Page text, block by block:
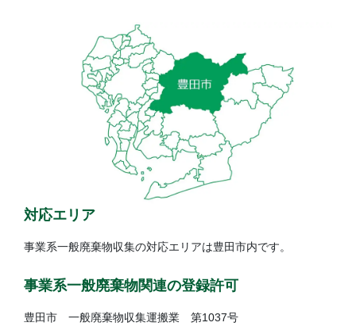
対応エリア
事業系一般廃棄物収集の対応エリアは豊田市内です。
事業系一般廃棄物関連の登録許可
豊田市 一般廃棄物収集運搬業 第1037号